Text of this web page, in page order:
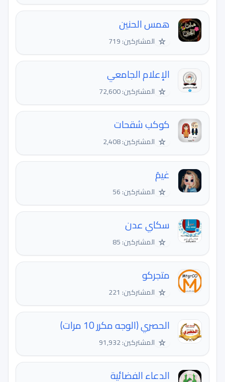
همس الحنين
☆ المشتركين: 719
الإعلام الجامعي
☆ المشتركين: 72,600
كوكب شقحات
☆ المشتركين: 2,408
غيمَ
☆ المشتركين: 56
سكاي عدن
☆ المشتركين: 85
متجركو
☆ المشتركين: 221
الحصري (الوجه مكرر 10 مرات)
☆ المشتركين: 91,932
الدعاء الفضائية